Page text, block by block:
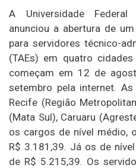
A Universidade Federal
anunciou a abertura de
para servidores técnico-
(TAEs) em quatro
começam em 12 de
setembro pela internet.
Recife (Região
(Mata Sul), Caruaru
os cargos de nível médio,
R$ 3.181,39. Já os de
de R$ 5.215,39. Os